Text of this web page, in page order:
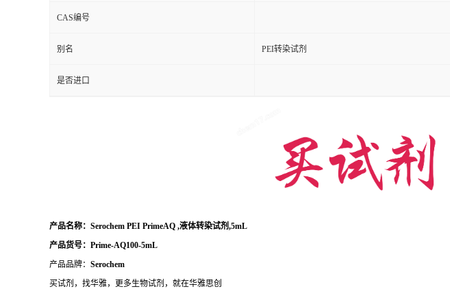
CAS编号
别名 PEI转染试剂
是否进口
产品名称： Serochem PEI PrimeAQ ,液体转染试剂,5mL
产品货号：Prime-AQ100-5mL
产品品牌： Serochem
买试剂，找华雅，更多生物试剂，就在华雅思创